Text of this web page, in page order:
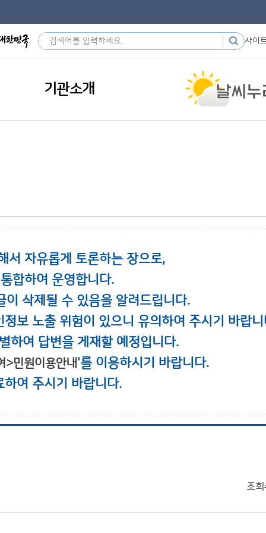
사이
기관소개
서 자유롭게 토론하는 장으로,
합하여 운영합니다.
삭제될 수 있음을 알려드립니다.
보 노출 위험이 있으니 유의하여 주시기 바랍니
하여 답변을 게재할 예정입니다.
>민원이용안내'를 이용하시기 바랍니다.
여 주시기 바랍니다.
조회